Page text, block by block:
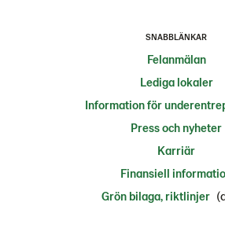
SNABBLÄNKAR
Felanmälan
Lediga lokaler
Information för
Press och nyheter
Karriär
Finansiell
Grön bilaga, riktlinjer